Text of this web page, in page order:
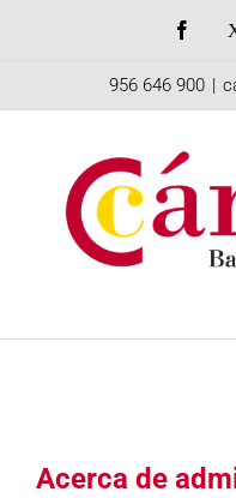
956 646 900 |
Acerca de